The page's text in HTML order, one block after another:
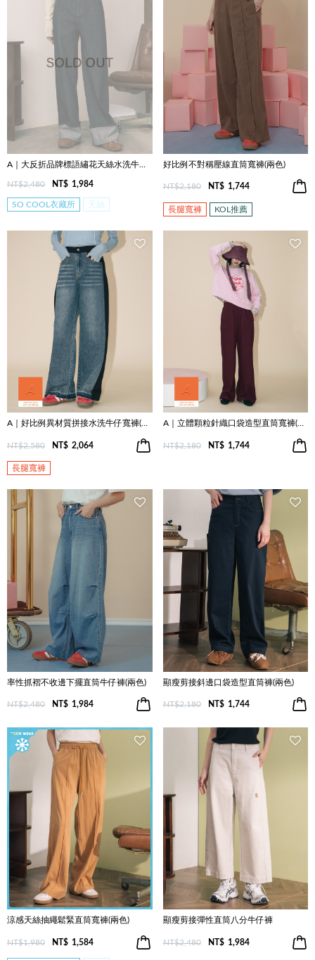
A｜大反折品牌標語繡花天絲水洗牛仔寬褲
NT$2,480 NT$ 1,984
SO COOL衣藏所 天絲
好比例不對稱壓線直筒寬褲(兩色)
NT$2,180 NT$ 1,744
長腿寬褲 KOL推薦
A｜好比例異材質拼接水洗牛仔寬褲(兩色)
NT$2,580 NT$ 2,064
長腿寬褲
A｜立體顆粒針織口袋造型直筒寬褲(兩色)
NT$2,180 NT$ 1,744
率性抓褶不收邊下擺直筒牛仔褲(兩色)
NT$2,480 NT$ 1,984
顯瘦剪接斜邊口袋造型直筒褲(兩色)
NT$2,180 NT$ 1,744
涼感天絲抽繩鬆緊直筒寬褲(兩色)
NT$1,980 NT$ 1,584
顯瘦剪接彈性直筒八分牛仔褲
NT$2,480 NT$ 1,984